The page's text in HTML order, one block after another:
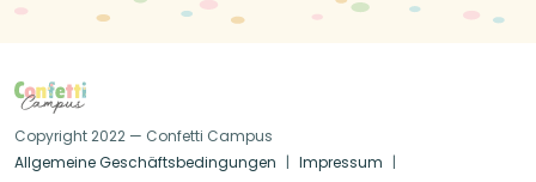
Copyright 2022 — Confetti Campus
Allgemeine Geschäftsbedingungen
Impressum